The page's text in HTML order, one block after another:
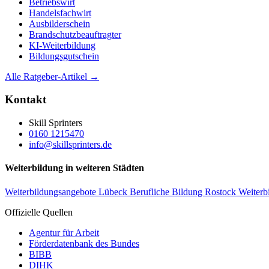
Handelsfachwirt
Ausbilderschein
Brandschutzbeauftragter
KI-Weiterbildung
Bildungsgutschein
Alle Ratgeber-Artikel →
Kontakt
Skill Sprinters
0160 1215470
info@skillsprinters.de
Weiterbildung in weiteren Städten
Weiterbildungsangebote Lübeck Berufliche Bildung Rostock
Offizielle Quellen
Agentur für Arbeit
Förderdatenbank des Bundes
BIBB
DIHK